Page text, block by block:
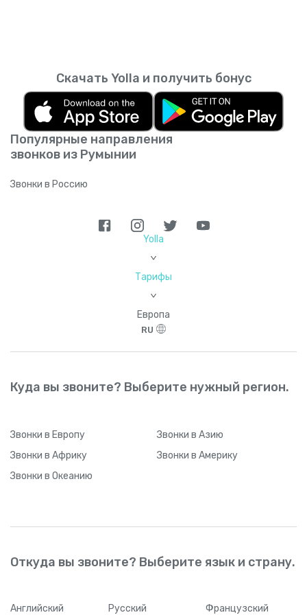
Популярные направления
звонков из Румынии
Звонки в Россию
Скачать Yolla и получить бонус
Yolla
>
Тарифы
>
Европа
RU
Куда вы звоните? Выберите нужный регион.
Звонки в Европу Звонки в Азию
Звонки в Африку Звонки в Америку
Звонки в Океанию
Откуда вы звоните? Выберите язык и страну.
Английский Русский Французский